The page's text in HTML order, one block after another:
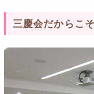
三慶会だからこ